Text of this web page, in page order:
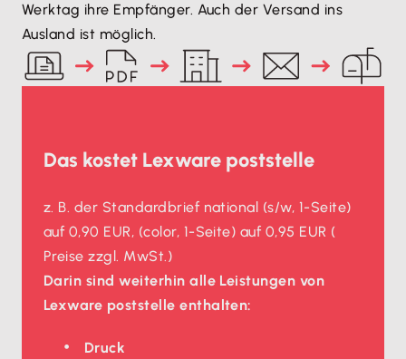
Werktag ihre Empfänger. Auch der Versand ins
Ausland ist möglich.
Das kostet Lexware poststelle
z. B. der Standardbrief national (s/w, 1-Seite)
auf 0,90 EUR, (color, 1-Seite) auf 0,95 EUR (
Preise zzgl. MwSt.)
Darin sind weiterhin alle Leistungen von
Lexware poststelle enthalten:
Druck